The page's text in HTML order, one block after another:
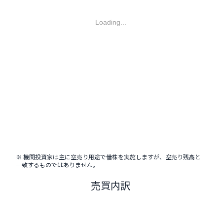
Loading...
※ 機関投資家は主に空売り用途で借株を実施しますが、空売り残高と
一致するものではありません。
売買内訳